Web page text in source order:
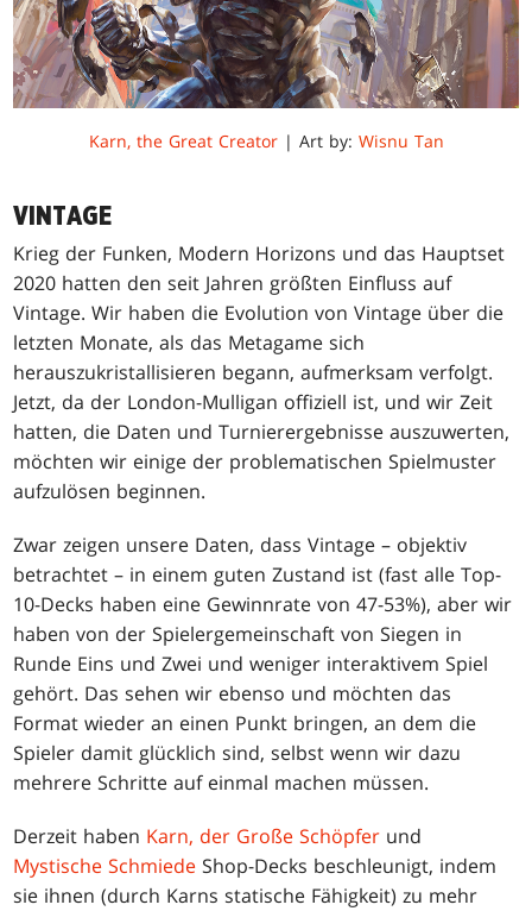
Karn, the Great Creator| Art by: Wisnu Tan
VINTAGE
Krieg der Funken, Modern Horizons und das Hauptset
2020 hatten den seit Jahren größten Einfluss auf
Vintage. Wir haben die Evolution von Vintage über die
letzten Monate, als das Metagame sich
herauszukristallisieren begann, aufmerksam verfolgt.
Jetzt, da der London-Mulligan offiziell ist, und wir Zeit
hatten, die Daten und Turnierergebnisse auszuwerten,
möchten wir einige der problematischen Spielmuster
aufzulösen beginnen.
Zwar zeigen unsere Daten, dass Vintage – objektiv
betrachtet – in einem guten Zustand ist (fast alle Top-
10-Decks haben eine Gewinnrate von 47-53%), aber wir
haben von der Spielergemeinschaft von Siegen in
Runde Eins und Zwei und weniger interaktivem Spiel
gehört. Das sehen wir ebenso und möchten das
Format wieder an einen Punkt bringen, an dem die
Spieler damit glücklich sind, selbst wenn wir dazu
mehrere Schritte auf einmal machen müssen.
Derzeit haben Karn, der Große Schöpfer und
Mystische Schmiede Shop-Decks beschleunigt, indem
sie ihnen (durch Karns statische Fähigkeit) zu mehr